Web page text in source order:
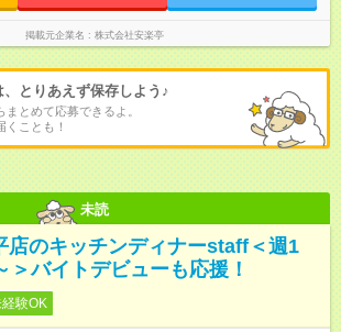
掲載元企業名 株式会社安楽亭
、とりあえず保存しよう♪
とめて応募できるよ。
ことも！
未読
のキッチンディナーstaff＜週1
＞バイトデビューも応援！
験OK